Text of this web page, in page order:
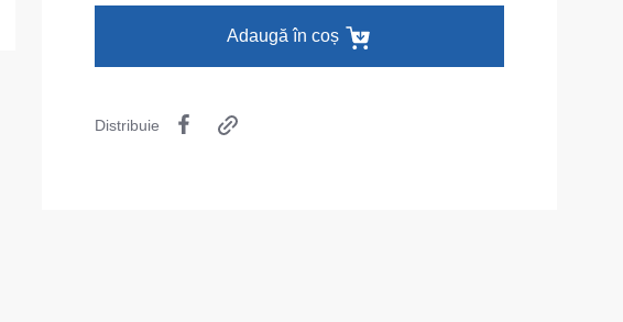
Pantaloni scurți
Adaugă în coș
Distribuie